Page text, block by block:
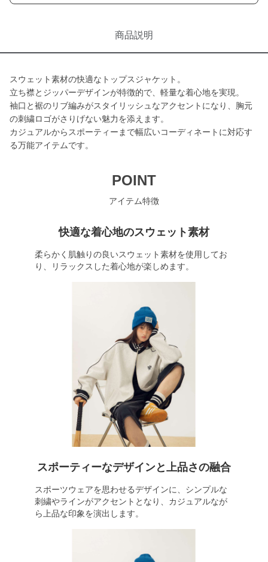
商品説明
スウェット素材の快適なトップスジャケット。
立ち襟とジッパーデザインが特徴的で、軽量な着心地を実現。
袖口と裾のリブ編みがスタイリッシュなアクセントになり、胸元
の刺繍ロゴがさりげない魅力を添えます。
カジュアルからスポーティーまで幅広いコーディネートに対応す
る万能アイテムです。
POINT
アイテム特徴
快適な着心地のスウェット素材
柔らかく肌触りの良いスウェット素材を使用してお
り、リラックスした着心地が楽しめます。
スポーティーなデザインと上品さの融合
スポーツウェアを思わせるデザインに、シンプルな
刺繍やラインがアクセントとなり、カジュアルなが
ら上品な印象を演出します。